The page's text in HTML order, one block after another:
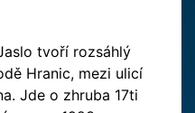
tvoří rozsáhlý
Hranic, mezi ulicí
Jde o zhruba 17ti